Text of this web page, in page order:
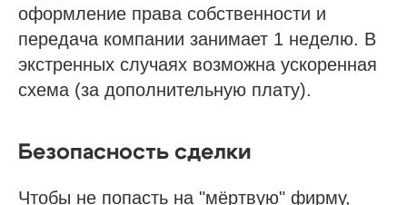
оформление права собственности и
передача компании занимает 1 неделю. В
экстренных случаях возможна ускоренная
схема (за дополнительную плату).
Безопасность сделки
Чтобы не попасть на "мёртвую" фирму,
sro@sro-nostroy-nopriz.ru
Проспект Обуховской обороны, д.271, лит.
«А», БЦ «Обуховъ-центр», оф. 1109